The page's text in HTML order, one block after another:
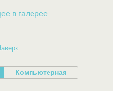
в галерее
Компьютерная